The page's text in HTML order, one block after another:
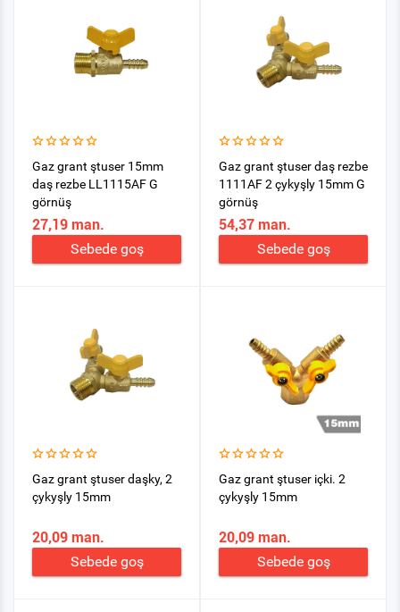
Gaz grant ştuser 15mm
daş rezbe LL1115AF G
görnüş
27,19 man.
Sebede goş
Gaz grant ştuser daş rezbe
1111AF 2 çykyşly 15mm G
görnüş
54,37 man.
Sebede goş
Gaz grant ştuser daşky, 2
çykyşly 15mm
20,09 man.
Sebede goş
Gaz grant ştuser içki. 2
çykyşly 15mm
20,09 man.
Sebede goş